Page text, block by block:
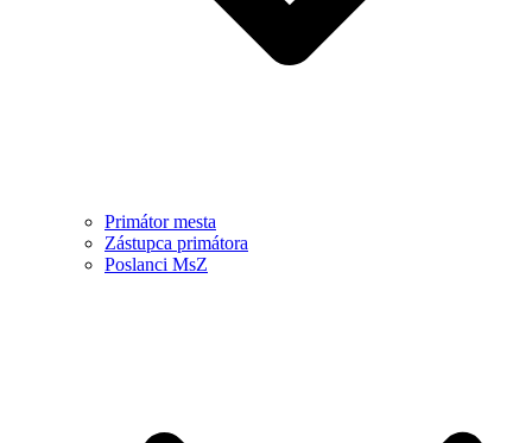
Primátor mesta
Zástupca primátora
Poslanci MsZ